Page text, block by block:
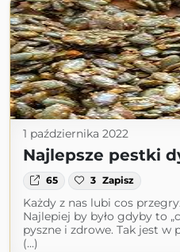
1 października 2022
Najlepsze pestki
65 3 Zapisz
Każdy z nas lubi cos
Najlepiej by było gdyby to
pyszne i zdrowe. Tak jest w
(...)